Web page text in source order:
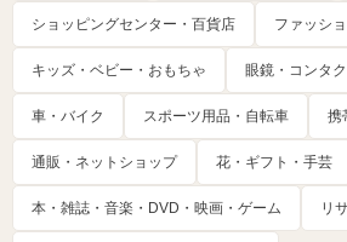
ショッピングセンター・百貨店 ファッシ
キッズ・ベビー・おもちゃ 眼鏡・コンタ
車・バイク スポーツ用品・自転車 携
通販・ネットショップ 花・ギフト・手芸
本・雑誌・音楽・DVD・映画・ゲーム リ